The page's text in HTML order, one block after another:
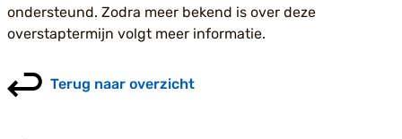
ondersteund. Zodra meer bekend is over deze
overstaptermijn volgt meer informatie.
Terug naar overzicht